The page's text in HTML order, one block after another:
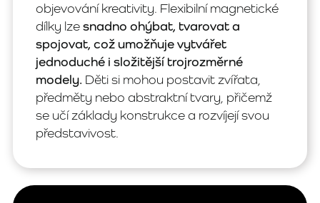
objevování kreativity. Flexibilní magnetické
dílky lzesnadno ohýbat, tvarovat a
spojovat, což umožňuje vytvářet
jednoduché i složitější trojrozměrné
modely. Děti si mohou postavit zvířata,
předměty nebo abstraktní tvary, přičemž
se učí základy konstrukce a rozvíjejí svou
představivost.